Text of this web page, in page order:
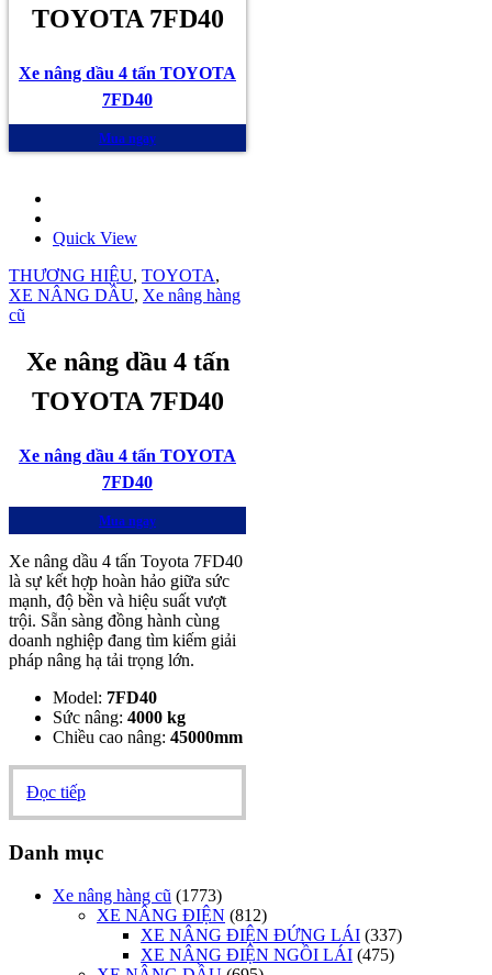
TOYOTA 7FD40
Xe nâng dầu 4 tấn TOYOTA
7FD40
Mua ngay
Quick View
THƯƠNG HIỆU, TOYOTA,
XE NÂNG DẦU, Xe nâng hàng
cũ
Xe nâng dầu 4 tấn
TOYOTA 7FD40
Xe nâng dầu 4 tấn TOYOTA
7FD40
Mua ngay
Xe nâng dầu 4 tấn Toyota 7FD40
là sự kết hợp hoàn hảo giữa sức
mạnh, độ bền và hiệu suất vượt
trội. Sẵn sàng đồng hành cùng
doanh nghiệp đang tìm kiếm giải
pháp nâng hạ tải trọng lớn.
Model: 7FD40
Sức nâng: 4000 kg
Chiều cao nâng: 45000mm
Đọc tiếp
Danh mục
Xe nâng hàng cũ (1773)
XE NÂNG ĐIỆN (812)
XE NÂNG ĐIỆN ĐỨNG LÁI (337)
XE NÂNG ĐIỆN NGỒI LÁI (475)